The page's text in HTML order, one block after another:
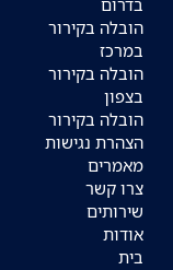
בדרום
הובלה בקירור
במרכז
הובלה בקירור
בצפון
הובלה בקירור
הצהרת נגישות
מאמרים
צרו קשר
שירותים
אודות
בית